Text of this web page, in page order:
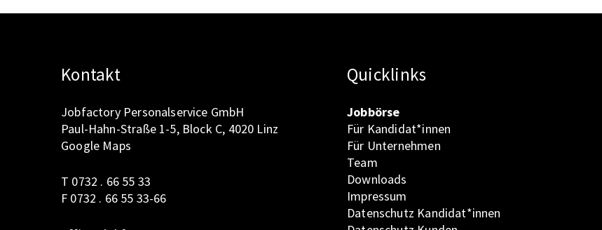
Kontakt
Jobfactory Personalservice GmbH
Paul-Hahn-Straße 1-5, Block C, 4020 Linz
Google Maps
T 0732 . 66 55 33
F 0732 . 66 55 33-66
Quicklinks
Jobbörse
Für Kandidat*innen
Für Unternehmen
Team
Downloads
Impressum
Datenschutz Kandidat*innen